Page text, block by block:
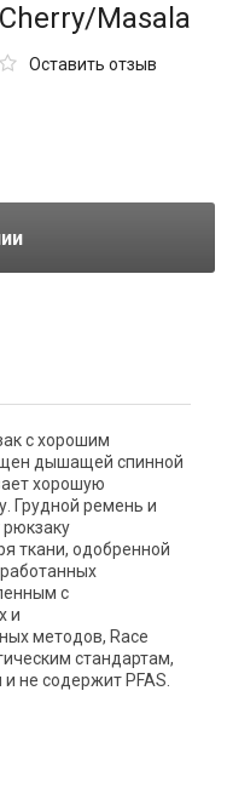
Masala
Оставить отзыв
с хорошим
дышащей спинной
хорошую
Грудной ремень и
ткани, одобренной
с
и
методов, Race
стандартам,
не содержит PFAS.